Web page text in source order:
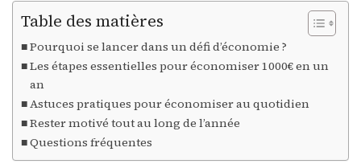
Table des matières
Pourquoi se lancer dans un défi d’économie ?
Les étapes essentielles pour économiser 1000€ en un
an
Astuces pratiques pour économiser au quotidien
Rester motivé tout au long de l’année
Questions fréquentes